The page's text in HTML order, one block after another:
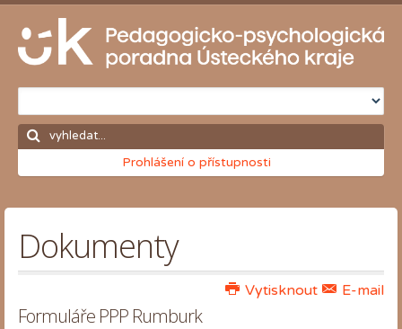
Prohlášení o přístupnosti
Dokumenty
E-mail
Vytisknout
Formuláře PPP Rumburk